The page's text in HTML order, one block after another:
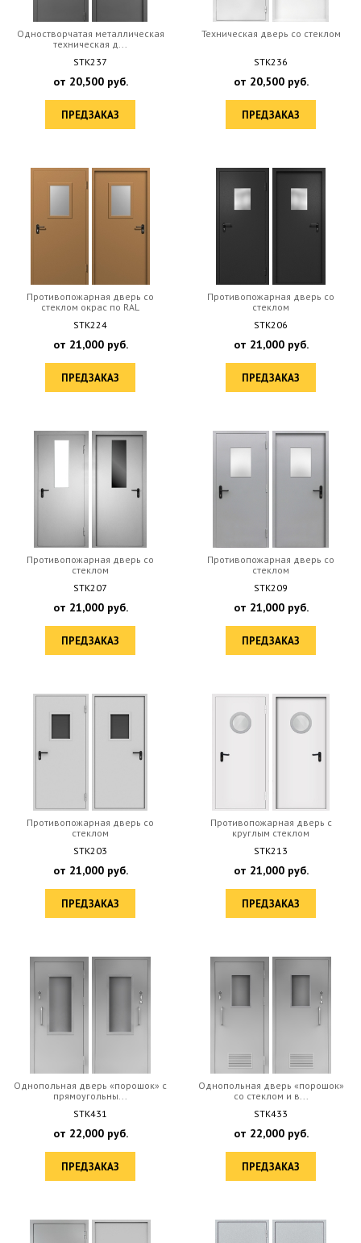
Одностворчатая металлическая
техническая д...
STK237
от 20,500руб.
ПРЕДЗАКАЗ
Техническая дверь со стеклом
STK236
от 20,500руб.
ПРЕДЗАКАЗ
Противопожарная дверь со
стеклом окрас по RAL
STK224
от 21,000руб.
ПРЕДЗАКАЗ
Противопожарная дверь со
стеклом
STK206
от 21,000руб.
ПРЕДЗАКАЗ
Противопожарная дверь со
стеклом
STK207
от 21,000руб.
ПРЕДЗАКАЗ
Противопожарная дверь со
стеклом
STK209
от 21,000руб.
ПРЕДЗАКАЗ
Противопожарная дверь со
стеклом
STK203
от 21,000руб.
ПРЕДЗАКАЗ
Противопожарная дверь с
круглым стеклом
STK213
от 21,000руб.
ПРЕДЗАКАЗ
Однопольная дверь «порошок» с
прямоугольны...
STK431
от 22,000руб.
ПРЕДЗАКАЗ
Однопольная дверь «порошок»
со стеклом и в...
STK433
от 22,000руб.
ПРЕДЗАКАЗ